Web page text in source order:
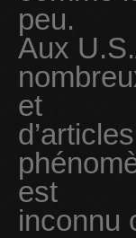
peu.
Aux
et
est
inconnu